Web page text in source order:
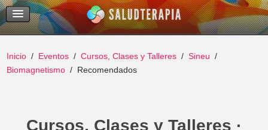
Temas Recientes
Buscar
Inicio Eventos Cursos, Clases y Talleres
Sineu
Biomagnetismo
Recomendados
Cursos, Clases y Talleres ·